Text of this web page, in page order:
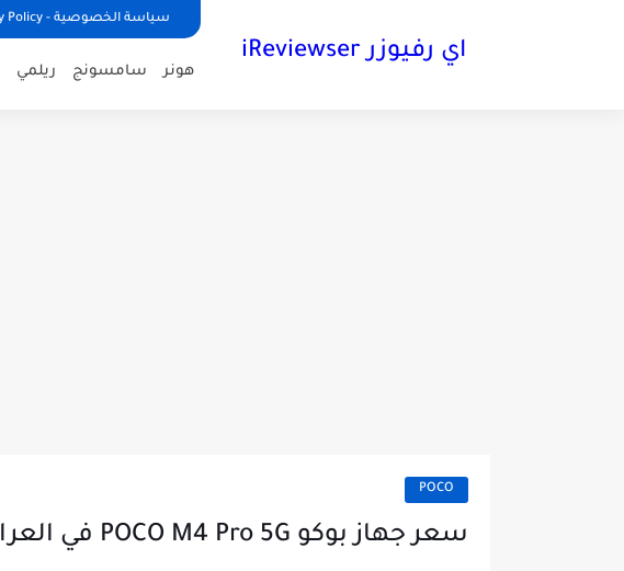
سياسة الخصوصية - Privacy Policy
اي رفيوزر iReviewser
هونر سامسونج ريلمي
POCO
سعر جهاز بوكو POCO M4 Pro 5G في العراق